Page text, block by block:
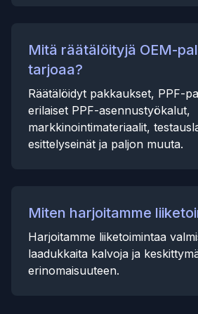
Mitä räätälöityjä OEM-
tarjoaa?
Räätälöidyt pakkaukset, PPF-
erilaiset PPF-asennustyökalut,
markkinointimateriaalit,
esittelyseinät ja paljon muuta.
Miten harjoitamme
Harjoitamme liiketoimintaa
laadukkaita kalvoja ja
erinomaisuuteen.